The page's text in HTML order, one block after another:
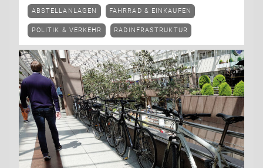
ABSTELLANLAGEN FAHRRAD & EINKAUFEN
POLITIK & VERKEHR RADINFRASTRUKTUR